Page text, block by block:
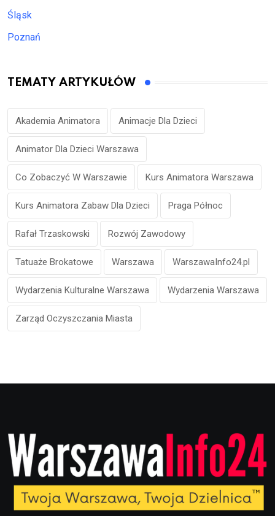
Śląsk
Poznań
TEMATY ARTYKUŁÓW
Akademia Animatora Animacje Dla Dzieci
Animator Dla Dzieci Warszawa
Co Zobaczyć W Warszawie Kurs Animatora Warszawa
Kurs Animatora Zabaw Dla Dzieci Praga Północ
Rafał Trzaskowski Rozwój Zawodowy
Tatuaże Brokatowe Warszawa WarszawaInfo24.pl
Wydarzenia Kulturalne Warszawa Wydarzenia Warszawa
Zarząd Oczyszczania Miasta